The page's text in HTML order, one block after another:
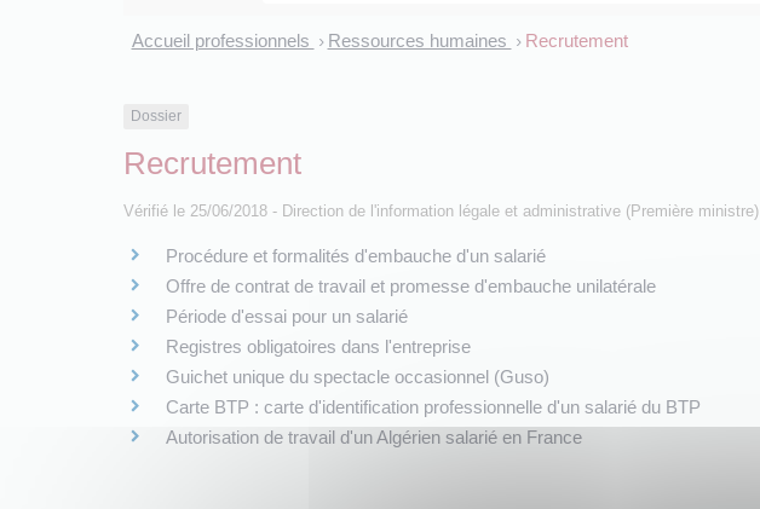
Accueil professionnels > Ressources humaines > Recrutement
Dossier
Recrutement
Vérifié le 25/06/2018 - Direction de l'information légale et administrative (Première ministre)
Procédure et formalités d'embauche d'un salarié
Offre de contrat de travail et promesse d'embauche unilatérale
Période d'essai pour un salarié
Registres obligatoires dans l'entreprise
Guichet unique du spectacle occasionnel (Guso)
Carte BTP : carte d'identification professionnelle d'un salarié du BTP
Autorisation de travail d'un Algérien salarié en France